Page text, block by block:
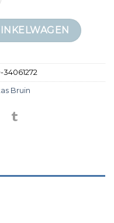
34061272
Bruin